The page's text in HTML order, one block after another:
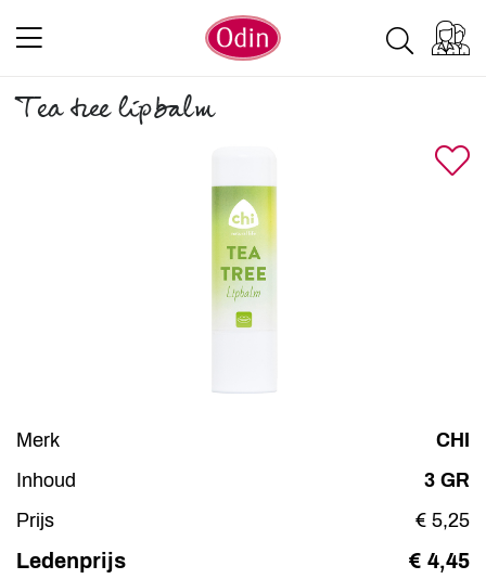
Tea tree lipbalm
Merk
CHI
Inhoud
3 GR
Prijs
€ 5,25
Ledenprijs € 4,45